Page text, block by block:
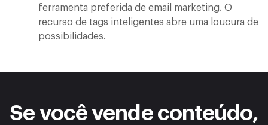
ferramenta preferida de email marketing. O
recurso de tags inteligentes abre uma loucura de
possibilidades.
Se você vende conteúdo,